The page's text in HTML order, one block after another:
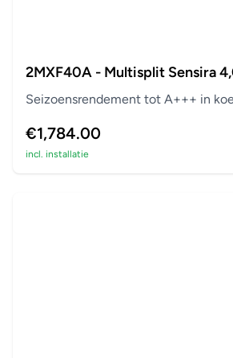
2MXF40A - Multisplit Sensira
Seizoensrendement tot A+++ in
€1,784.00
incl. installatie